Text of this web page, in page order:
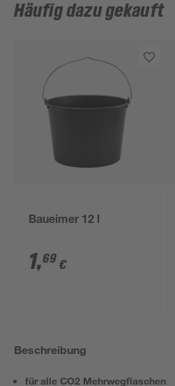
Häufig dazu gekauft
Baueimer 12 l
1,69 €
Beschreibung
für alle CO2 Mehrwegflaschen